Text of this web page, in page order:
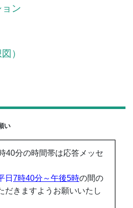
ン
）
い
40分の時間帯は応答メッセ
日 7時40分～午後5時の間の
だきますようお願いいたし